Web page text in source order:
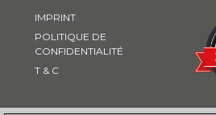
IMPRINT
POLITIQUE DE
CONFIDENTIALITÉ
T & C